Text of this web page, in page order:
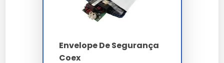
Envelope De Segurança
Coex